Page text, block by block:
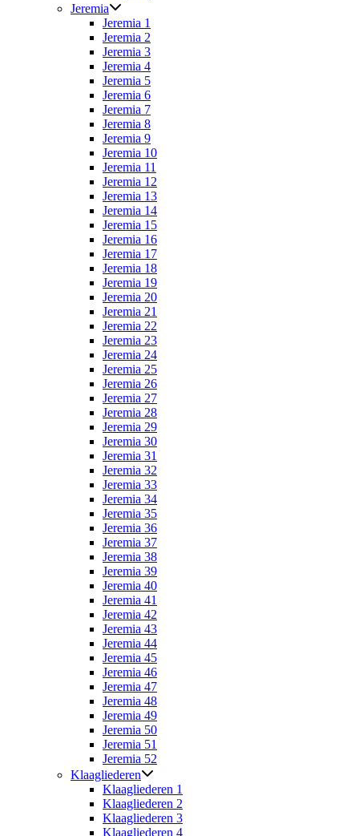
Jeremia
Jeremia 1
Jeremia 2
Jeremia 3
Jeremia 4
Jeremia 5
Jeremia 6
Jeremia 7
Jeremia 8
Jeremia 9
Jeremia 10
Jeremia 11
Jeremia 12
Jeremia 13
Jeremia 14
Jeremia 15
Jeremia 16
Jeremia 17
Jeremia 18
Jeremia 19
Jeremia 20
Jeremia 21
Jeremia 22
Jeremia 23
Jeremia 24
Jeremia 25
Jeremia 26
Jeremia 27
Jeremia 28
Jeremia 29
Jeremia 30
Jeremia 31
Jeremia 32
Jeremia 33
Jeremia 34
Jeremia 35
Jeremia 36
Jeremia 37
Jeremia 38
Jeremia 39
Jeremia 40
Jeremia 41
Jeremia 42
Jeremia 43
Jeremia 44
Jeremia 45
Jeremia 46
Jeremia 47
Jeremia 48
Jeremia 49
Jeremia 50
Jeremia 51
Jeremia 52
Klaagliederen
Klaagliederen 1
Klaagliederen 2
Klaagliederen 3
Klaagliederen 4